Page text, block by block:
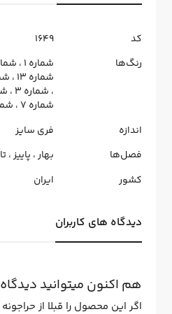
کد
1649
رنگ‌ها
شماره 1 ،
شماره 13
،
، شماره 3 ،
شماره 7
،
اندازه
فری سایز
فصل‌ها
بهار، پاییز،
کشور
ایران
دیدگاه های کاربران
هم اکنون میتوانید
اگر این محصول را قبلا از